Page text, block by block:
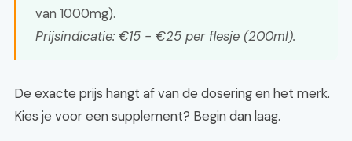
van 1000mg).
Prijsindicatie: €15 - €25 per flesje (200ml).
De exacte prijs hangt af van de dosering en het merk.
Kies je voor een supplement? Begin dan laag.